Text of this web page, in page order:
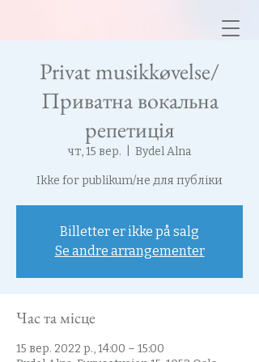
Privat musikkøvelse/
Приватна вокальна
репетиція
чт, 15 вер. Bydel Alna
Ikke for publikum/не для публіки
Billetter er ikke på salg
Se andre arrangementer
Час та місце
15 вер. 2022 р., 14:00 – 15:00